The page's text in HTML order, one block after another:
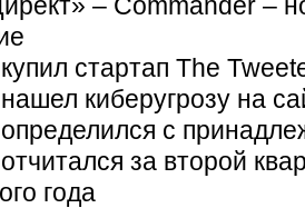
стартап The
киберугрозу на
с
за второй
года